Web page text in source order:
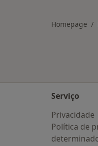
Homepage
Serviço
Privacidade
Política de